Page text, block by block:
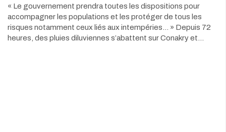
« Le gouvernement prendra toutes les dispositions pour
accompagner les populations et les protéger de tous les
risques notamment ceux liés aux intempéries… » Depuis 72
heures, des pluies diluviennes s’abattent sur Conakry et…